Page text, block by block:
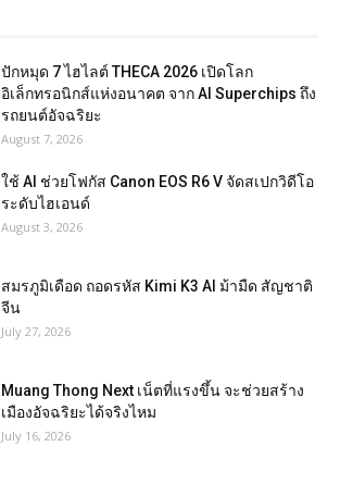
ปักหมุด 7 ไฮไลต์ THECA 2026 เปิดโลก
อิเล็กทรอนิกส์แห่งอนาคต จาก AI Superchips ถึง
รถยนต์อัจฉริยะ
August 7, 2026
ใช้ AI ช่วยโฟกัส Canon EOS R6 V จัดสเปกวิดีโอ
ระดับไฮเอนด์
August 3, 2026
สมรภูมิเดือด ถอดรหัส Kimi K3 AI ม้ามืด สัญชาติ
จีน
July 27, 2026
Muang Thong Next เน็ตที่แรงขึ้น จะช่วยสร้าง
เมืองอัจฉริยะได้จริงไหม
July 16, 2026